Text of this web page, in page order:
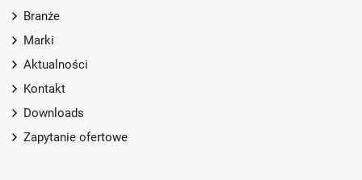
Branże
Marki
Aktualności
Kontakt
Downloads
Zapytanie ofertowe